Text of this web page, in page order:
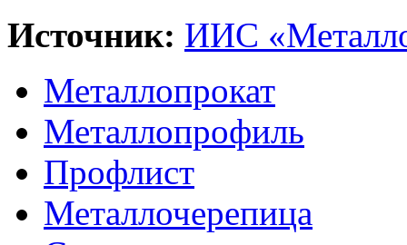
Источник: ИИС
Металлопрокат
Металлопрофиль
Профлист
Металлочерепица